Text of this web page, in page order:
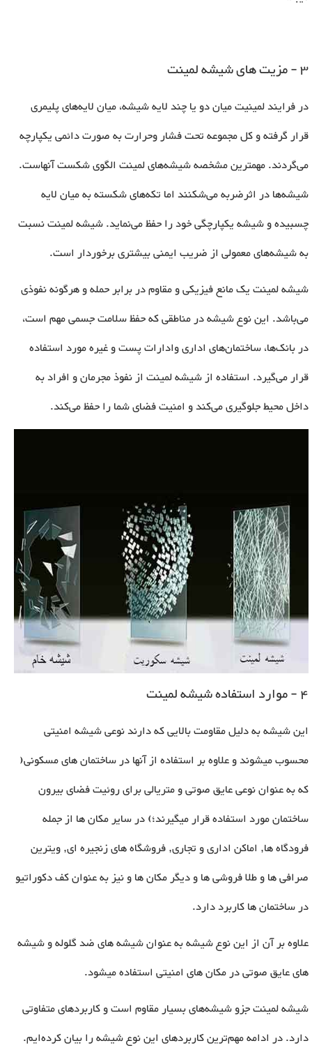
3 - مزیت های شیشه لمینت
در فرایند لمینیت میان دو یا چند لایه شیشه، میان لایه‌های پلیمری
قرار گرفته و کل مجموعه تحت فشار وحرارت به صورت دائمی یکپارچه
می‌گردند. مهمترین مشخصه شیشه‌های لمینت الگوی شکست آنهاست.
شیشه‌ها در اثرضربه می‌شکنند اما تکه‌های شکسته به میان لایه
چسبیده و شیشه یکپارچگی خود را حفظ می‌نماید. شیشه لمینت نسبت
به شیشه‌های معمولی از ضریب ایمنی بیشتری برخوردار است.
شیشه لمینت یک مانع فیزیکی و مقاوم در برابر حمله و هرگونه نفوذی
می‌باشد. این نوع شیشه در مناطقی که حفظ سلامت جسمی مهم است،
در بانک‌ها، ساختمان‌های اداری وادارات پست و غیره مورد استفاده
قرار می‌گیرد. استفاده از شیشه لمینت از نفوذ مجرمان و افراد به
داخل محیط جلوگیری می‌کند و امنیت فضای شما را حفظ می‌کند.
4 - موارد استفاده شیشه لمینت
این شیشه به دلیل مقاومت بالایی که دارند نوعی شیشه امنیتی
محسوب میشوند و علاوه بر استفاده از آنها در ساختمان های مسکونی(
که به عنوان نوعی عایق صوتی و متریالی برای روئیت فضای بیرون
ساختمان مورد استفاده قرار میگیرند؛) در سایر مکان ها از جمله
فرودگاه ها, اماکن اداری و تجاری, فروشگاه های زنجیره ای, ویترین
صرافی ها و طلا فروشی ها و دیگر مکان ها و نیز به عنوان کف دکوراتیو
در ساختمان ها کاربرد دارد.
علاوه بر آن از این نوع شیشه به عنوان شیشه های ضد گلوله و شیشه
های عایق صوتی در مکان های امنیتی استفاده میشود.
شیشه لمینت جزو شیشه‌های بسیار مقاوم است و کاربردهای متفاوتی
دارد. در ادامه مهم‌ترین کاربردهای این نوع شیشه را بیان کرده‌ایم.